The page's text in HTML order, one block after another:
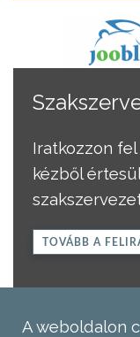
Iratkozzon
kézből
TOVÁBB A
A weboldalon